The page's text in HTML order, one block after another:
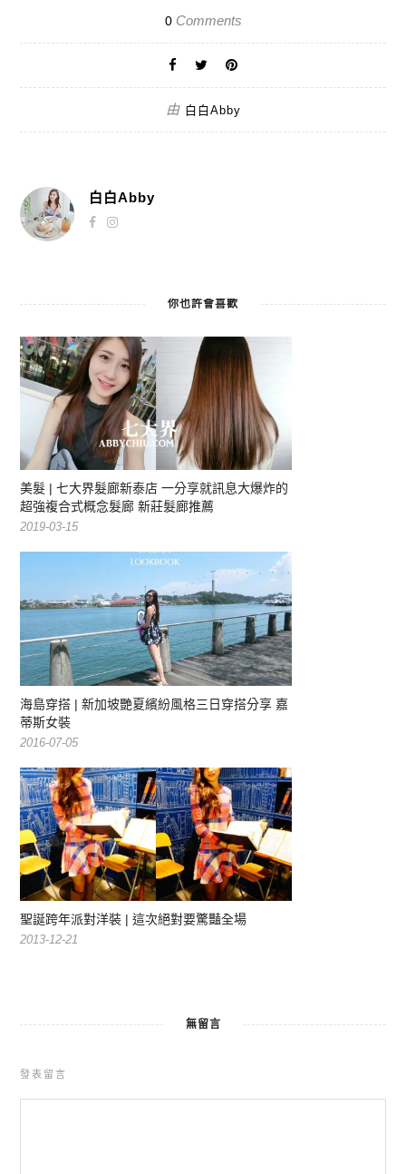
0Comments
由 白白Abby
白白Abby
你也許會喜歡
美髮 | 七大界髮廊新泰店 一分享就訊息大爆炸的
超強複合式概念髮廊 新莊髮廊推薦
2019-03-15
海島穿搭 | 新加坡艷夏繽紛風格三日穿搭分享 嘉
蒂斯女裝
2016-07-05
聖誕跨年派對洋裝 | 這次絕對要驚豔全場
2013-12-21
無留言
發表留言